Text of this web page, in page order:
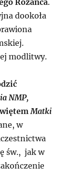
Różańca.
dookoła
modlitwy.
NMP,
Matki
w
św., jak w